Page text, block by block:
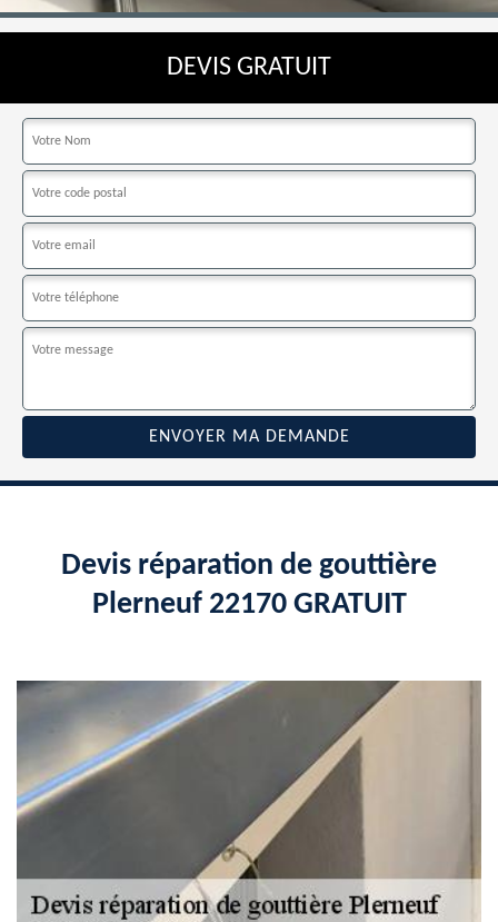
DEVIS GRATUIT
Devis réparation de gouttière
Plerneuf 22170 GRATUIT